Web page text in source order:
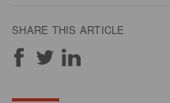
SHARE THIS ARTICLE